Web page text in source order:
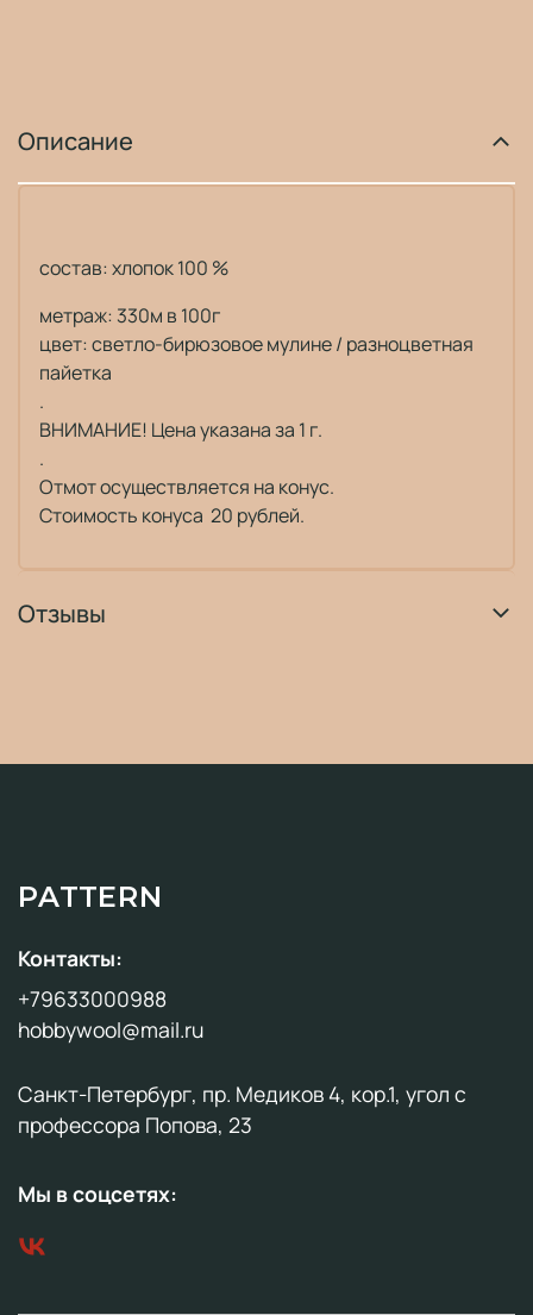
Описание
состав: хлопок 100 %
метраж: 330м в 100г
цвет: светло-бирюзовое мулине / разноцветная
пайетка
.
ВНИМАНИЕ! Цена указана за 1 г.
.
Отмот осуществляется на конус.
Стоимость конуса 20 рублей.
Отзывы
PATTERN
Контакты:
+79633000988
hobbywool@mail.ru
Санкт-Петербург, пр. Медиков 4, кор.1, угол с
профессора Попова, 23
Мы в соцсетях: